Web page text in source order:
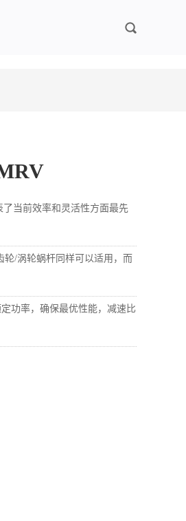
了当前效率和灵活性方面最先
轮/涡轮蜗杆同样可以适用，而
功率，确保最优性能，减速比